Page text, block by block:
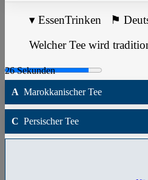
▾ EssenTrinken ⚑
Welcher Tee wird
A Marokkanischer Tee
C Persischer Tee